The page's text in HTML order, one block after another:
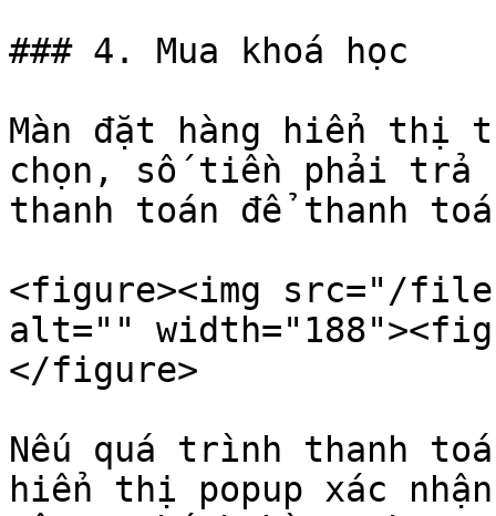
### 4. Mua khoá học
Màn đặt hàng hiển thị
chọn, số tiền phải trả
thanh toán để thanh
<figure><img src="/files/
alt=""
</figure>
Nếu quá trình thanh
hiển thị popup xác